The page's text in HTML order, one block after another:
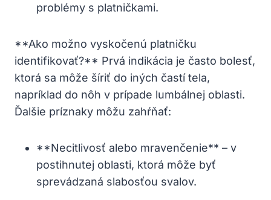
problémy s platničkami.
**Ako možno​ vyskočenú platničku
identifikovať?**⁤ Prvá ‍indikácia je ⁣často bolesť,
ktorá⁤ sa‌ môže ⁣šíriť do iných⁢ častí tela,
napríklad​ do ⁢nôh‍ v prípade lumbálnej oblasti.
Ďalšie príznaky môžu zahŕňať:
**Necitlivosť​ alebo mravenčenie**⁤ – v
⁢postihnutej oblasti,​ ktorá môže byť⁢
sprevádzaná slabosťou svalov.